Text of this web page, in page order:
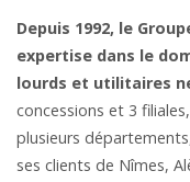
Depuis 1992, le
expertise dans le
lourds et utilitaires
concessions et 3
plusieurs
ses clients de Nîmes,